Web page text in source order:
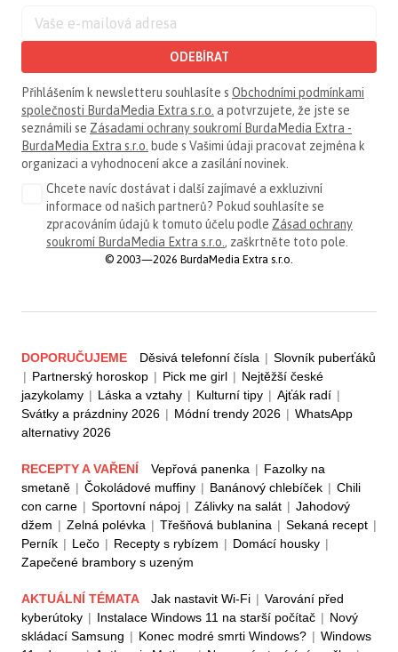
ODEBÍRAT
Přihlášením k newsletteru souhlasíte s Obchodními podmínkami
společnosti BurdaMedia Extra s.r.o. a potvrzujete, že jste se
seznámili se Zásadami ochrany soukromí BurdaMedia Extra -
BurdaMedia Extra s.r.o. bude s Vašimi údaji pracovat zejména k
organizaci a vyhodnocení akce a zasílání novinek.
Chcete navíc dostávat i další zajímavé a exkluzivní
informace od našich partnerů? Pokud souhlasíte se
zpracováním údajů k tomuto účelu podle Zásad ochrany
soukromí BurdaMedia Extra s.r.o. , zaškrtněte toto pole.
© 2003—2026 BurdaMedia Extra s.r.o.
DOPORUČUJEME Děsivá telefonní čísla | Slovník puberťáků
| Partnerský horoskop | Pick me girl | Nejtěžší české
jazykolamy | Láska a vztahy | Kulturní tipy | Ajťák radí |
Svátky a prázdniny 2026 | Módní trendy 2026 | WhatsApp
alternativy 2026
RECEPTY A VAŘENÍ Vepřová panenka | Fazolky na
smetaně | Čokoládové muffiny | Banánový chlebíček | Chili
con carne | Sportovní nápoj | Zálivky na salát | Jahodový
džem | Zelná polévka | Třešňová bublanina | Sekaná recept |
Perník | Lečo | Recepty s rybízem | Domácí housky |
Zapečené brambory s uzeným
AKTUÁLNÍ TÉMATA Jak nastavit Wi-Fi | Varování před
kyberútoky | Instalace Windows 11 na starší počítač | Nový
skládací Samsung | Konec modré smrti Windows? | Windows